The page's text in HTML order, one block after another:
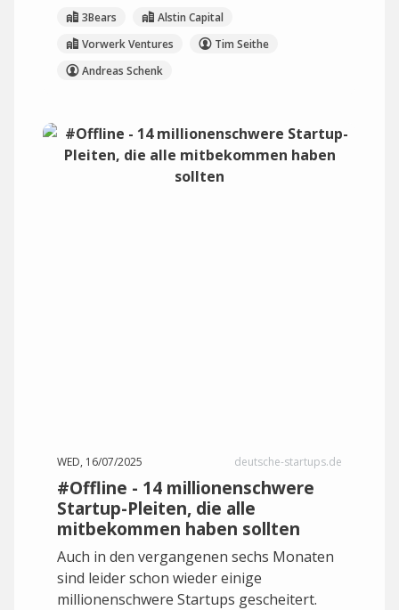
3Bears
Alstin Capital
Vorwerk Ventures
Tim Seithe
Andreas Schenk
WED, 16/07/2025 deutsche-startups.de
#Offline - 14 millionenschwere
Startup-Pleiten, die alle
mitbekommen haben sollten
Auch in den vergangenen sechs Monaten
sind leider schon wieder einige
millionenschwere Startups gescheitert.